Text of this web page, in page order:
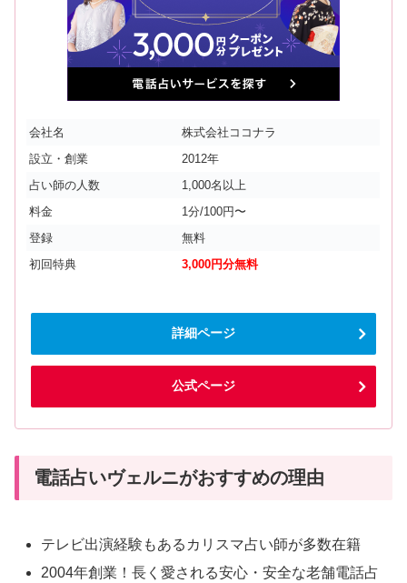
会社名
株式会社ココナラ
設立・創業
2012年
占い師の人数
1,000名以上
料金
1分/100円〜
登録
無料
初回特典
3,000円分無料
詳細ページ
公式ページ
電話占いヴェルニがおすすめの理由
テレビ出演経験もあるカリスマ占い師が多数在籍
2004年創業！長く愛される安心・安全な老舗電話占